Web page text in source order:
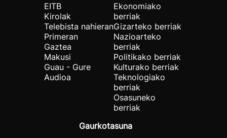
EITB
Kirolak
Telebista nahieran
Primeran
Gaztea
Makusi
Guau - Gure
Audioa
Ekonomiako
berriak
Gizarteko berriak
Nazioarteko
berriak
Politikako berriak
Kulturako berriak
Teknologiako
berriak
Osasuneko
berriak
Gaurkotasuna